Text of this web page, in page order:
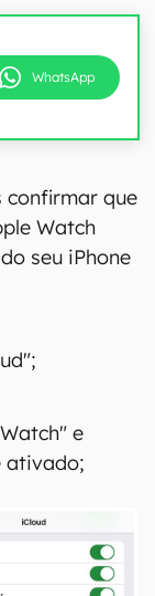
WhatsApp
que
seu iPhone